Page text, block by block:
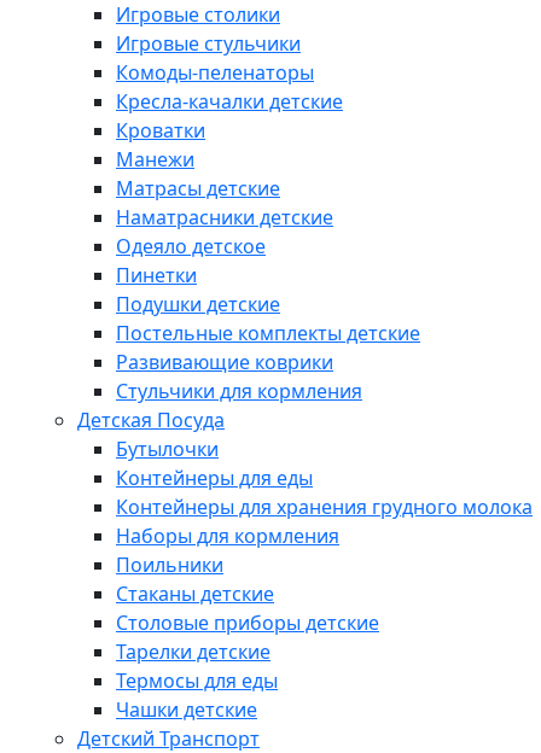
Игровые столики
Игровые стульчики
Комоды-пеленаторы
Кресла-качалки детские
Кроватки
Манежи
Матрасы детские
Наматрасники детские
Одеяло детское
Пинетки
Подушки детские
Постельные комплекты детские
Развивающие коврики
Стульчики для кормления
Детская Посуда
Бутылочки
Контейнеры для еды
Контейнеры для хранения грудного молока
Наборы для кормления
Поильники
Стаканы детские
Столовые приборы детские
Тарелки детские
Термосы для еды
Чашки детские
Детский Транспорт